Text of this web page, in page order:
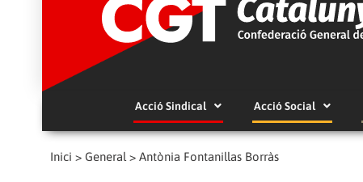
Acció Sindical Acció Social
Inici > General > Antònia Fontanillas Borràs